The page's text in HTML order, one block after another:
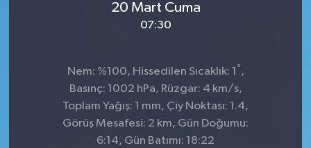
20 Mart Cuma
07:30
Nem: %100, Hissedilen Sıcaklık: 1 ° ,
Basınç: 1002 hPa, Rüzgar: 4 km/s,
Toplam Yağış: 1 mm, Çiy Noktası: 1.4,
Görüş Mesafesi: 2 km, Gün Doğumu:
6:14, Gün Batımı: 18:22